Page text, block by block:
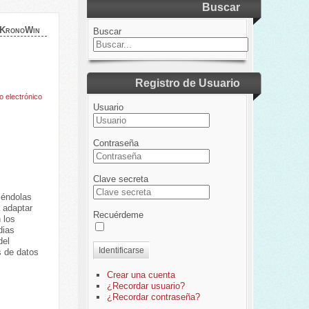
electrónico
los
de datos
Buscar
Buscar
Registro de Usuario
Usuario
Contraseña
Clave secreta
Recuérdeme
Identificarse
Crear una cuenta
¿Recordar usuario?
¿Recordar contraseña?